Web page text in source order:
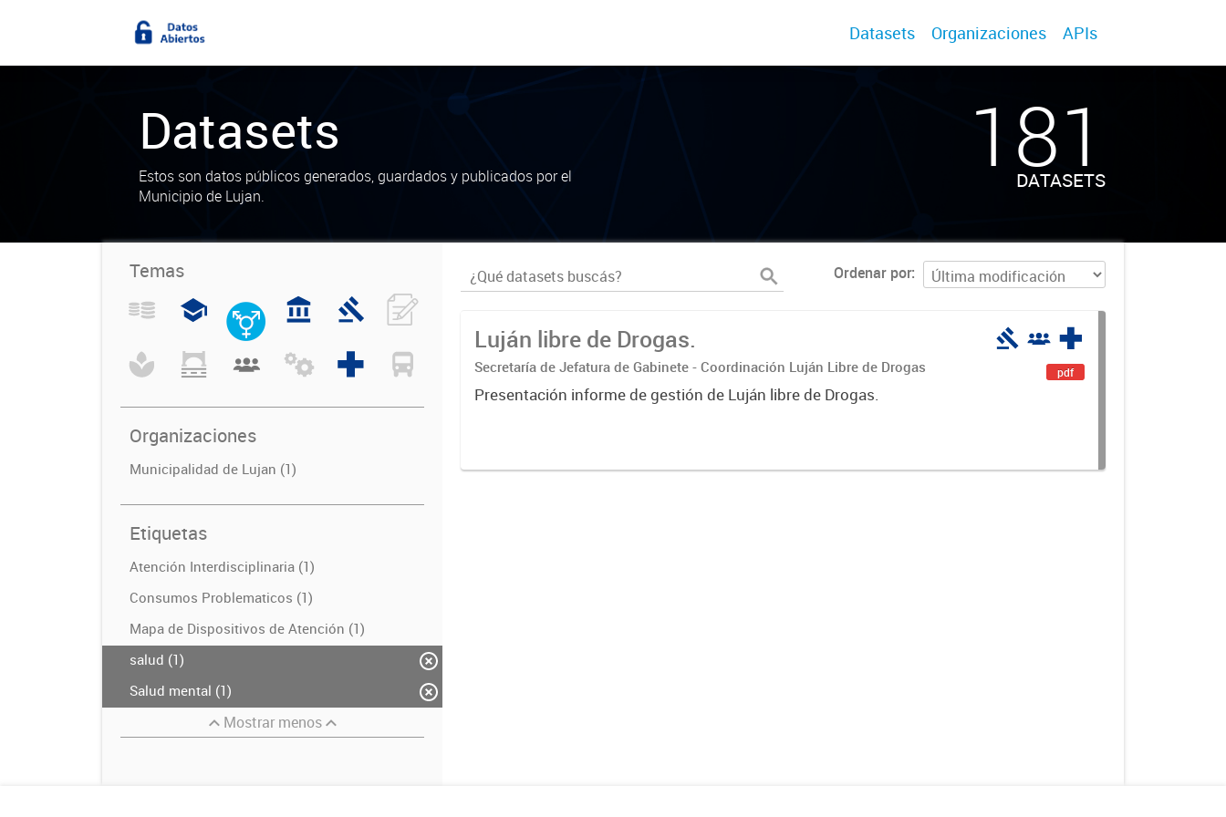
Datasets Organizaciones APIs
Datasets
Estos son datos públicos generados, guardados y publicados por el
Municipio de Lujan.
181
DATASETS
Temas
Organizaciones
Municipalidad de Lujan (1)
Etiquetas
Atención Interdisciplinaria (1)
Consumos Problematicos (1)
Mapa de Dispositivos de Atención (1)
salud (1)
Salud mental (1)
Mostrar menos
Ordenar por
Luján libre de Drogas.
Secretaría de Jefatura de Gabinete - Coordinación Luján Libre de Drogas
Presentación informe de gestión de Luján libre de Drogas.
pdf